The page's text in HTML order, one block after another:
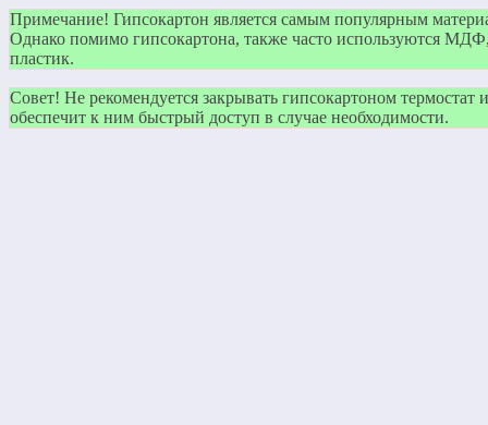
Примечание! Гипсокартон является самым популярным
Однако помимо гипсокартона, также часто используются
пластик.
Совет! Не рекомендуется закрывать гипсокартоном термостат
обеспечит к ним быстрый доступ в случае необходимости.